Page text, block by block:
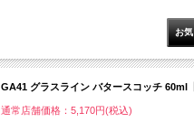
GA41 グラスライン バタースコッチ 60ml
通常店舗価格：5,170円(税込)